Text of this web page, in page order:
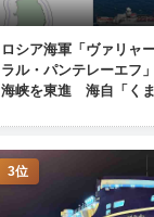
ロシア海軍「ヴァリャ
ラル・パンテレーエフ
海峡を東進 海自「く
3位